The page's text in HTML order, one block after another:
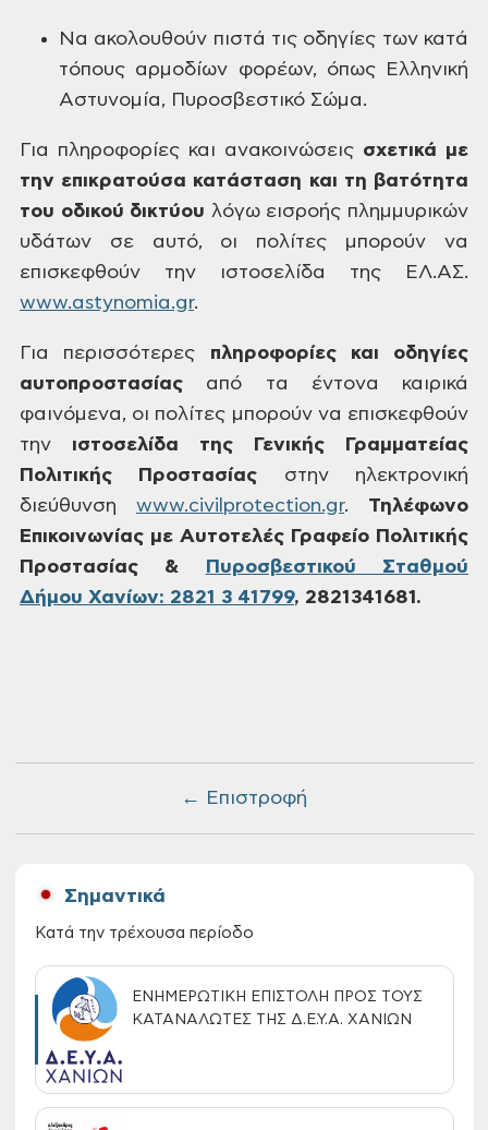
← Επιστροφή
Να ακολουθούν πιστά τις οδηγίες των κατά
τόπους αρμοδίων φορέων, όπως Ελληνική
Αστυνομία, Πυροσβεστικό Σώμα.
Για πληροφορίες και ανακοινώσεις σχετικά με
την επικρατούσα κατάσταση και τη βατότητα
του οδικού δικτύου λόγωεισροής πλημμυρικών
υδάτων σε αυτό, οι πολίτες μπορούν να
επισκεφθούν την ιστοσελίδα της ΕΛ.ΑΣ.
www.astynomia.gr.
Για περισσότερες πληροφορίεςκαι οδηγίες
αυτοπροστασίας από τα έντονα καιρικά
φαινόμενα, οι πολίτες μπορούν να επισκεφθούν
την
ιστοσελίδα της Γενικής Γραμματείας
Πολιτικής Προστασίας στην ηλεκτρονική
διεύθυνση
www.civilprotection.gr.
Τηλέφωνο
Επικοινωνίας με Αυτοτελές Γραφείο Πολιτικής
Προστασίας &
Πυροσβεστικού Σταθμού
Δήμου Χανίων: 2821 3 41799, 2821341681.
Σημαντικά
Κατά την τρέχουσα περίοδο
ΕΝΗΜΕΡΩΤΙΚΗ ΕΠΙΣΤΟΛΗ ΠΡΟΣ ΤΟΥΣ
ΚΑΤΑΝΑΛΩΤΕΣ ΤΗΣ Δ.Ε.Υ.Α. ΧΑΝΙΩΝ